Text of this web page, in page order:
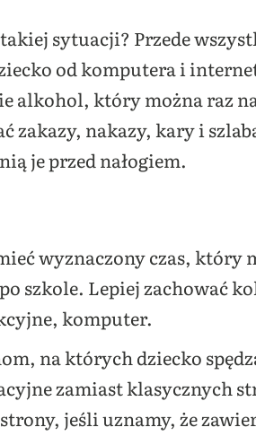
sytuacji? Przede
od komputera i
alkohol, który można raz
zakazy, nakazy, kary i
je przed nałogiem.
wyznaczony czas, który
szkole. Lepiej zachować
komputer.
na których dziecko
zamiast klasycznych
jeśli uznamy, że